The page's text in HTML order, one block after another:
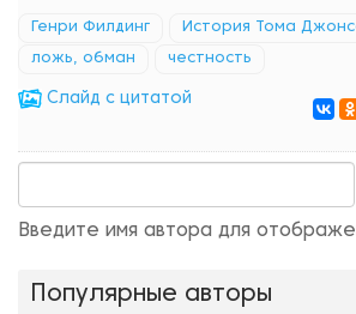
Генри Филдинг История Тома
ложь, обман честность
Cлайд с цитатой
Введите имя автора для
Популярные авторы